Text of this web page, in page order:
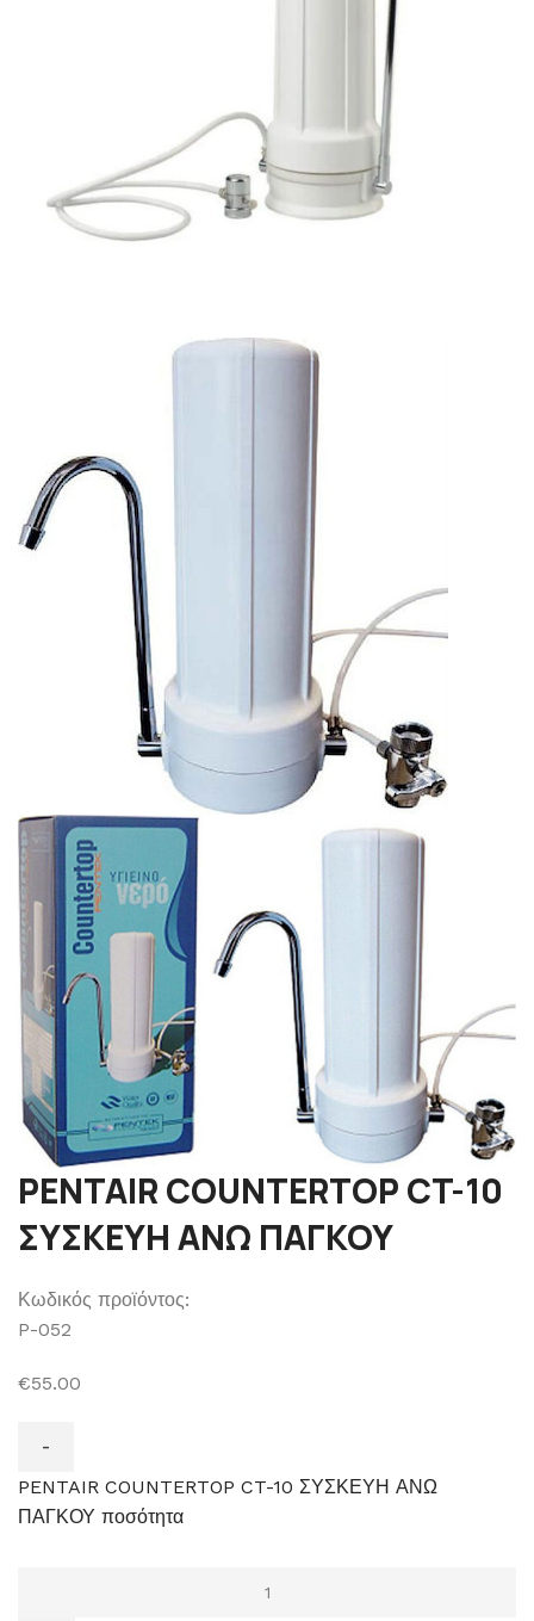
PENTAIR COUNTERTOP CT-10
ΣΥΣΚΕΥΗ ΑΝΩ ΠΑΓΚΟΥ
Κωδικός προϊόντος:
P-052
€55.00
PENTAIR COUNTERTOP CT-10 ΣΥΣΚΕΥΗ ΑΝΩ
ΠΑΓΚΟΥ ποσότητα